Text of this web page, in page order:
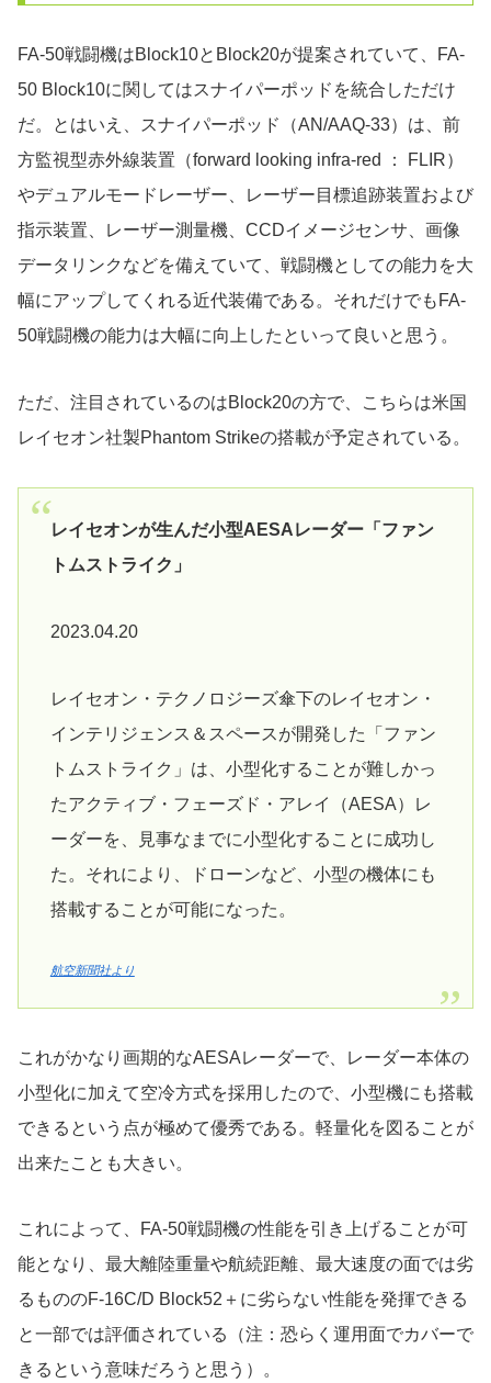
FA-50戦闘機はBlock10とBlock20が提案されていて、FA-
50 Block10に関してはスナイパーポッドを統合しただけ
だ。とはいえ、スナイパーポッド（AN/AAQ-33）は、前
方監視型赤外線装置（forward looking infra-red ： FLIR）
やデュアルモードレーザー、レーザー目標追跡装置および
指示装置、レーザー測量機、CCDイメージセンサ、画像
データリンクなどを備えていて、戦闘機としての能力を大
幅にアップしてくれる近代装備である。それだけでもFA-
50戦闘機の能力は大幅に向上したといって良いと思う。
ただ、注目されているのはBlock20の方で、こちらは米国
レイセオン社製Phantom Strikeの搭載が予定されている。
レイセオンが生んだ小型AESAレーダー「ファン
トムストライク」
2023.04.20
レイセオン・テクノロジーズ傘下のレイセオン・
インテリジェンス＆スペースが開発した「ファン
トムストライク」は、小型化することが難しかっ
たアクティブ・フェーズド・アレイ（AESA）レ
ーダーを、見事なまでに小型化することに成功し
た。それにより、ドローンなど、小型の機体にも
搭載することが可能になった。
航空新聞社より
これがかなり画期的なAESAレーダーで、レーダー本体の
小型化に加えて空冷方式を採用したので、小型機にも搭載
できるという点が極めて優秀である。軽量化を図ることが
出来たことも大きい。
これによって、FA-50戦闘機の性能を引き上げることが可
能となり、最大離陸重量や航続距離、最大速度の面では劣
るもののF-16C/D Block52＋に劣らない性能を発揮できる
と一部では評価されている（注：恐らく運用面でカバーで
きるという意味だろうと思う）。